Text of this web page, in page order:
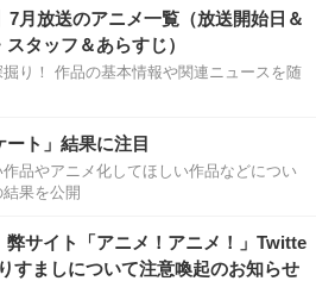
7月放送のアニメ一覧（放送開始日＆
タッフ＆あらすじ）
り！ 作品の基本情報や関連ニュースを随
ト」結果に注目
品やアニメ化してほしい作品などについ
果を公開
弊サイト「アニメ！アニメ！」Twitte
すましについて注意喚起のお知らせ